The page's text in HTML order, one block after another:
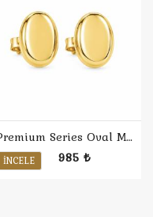
Premium Series Oval Minimal Küpe L
İNCELE 985 ₺